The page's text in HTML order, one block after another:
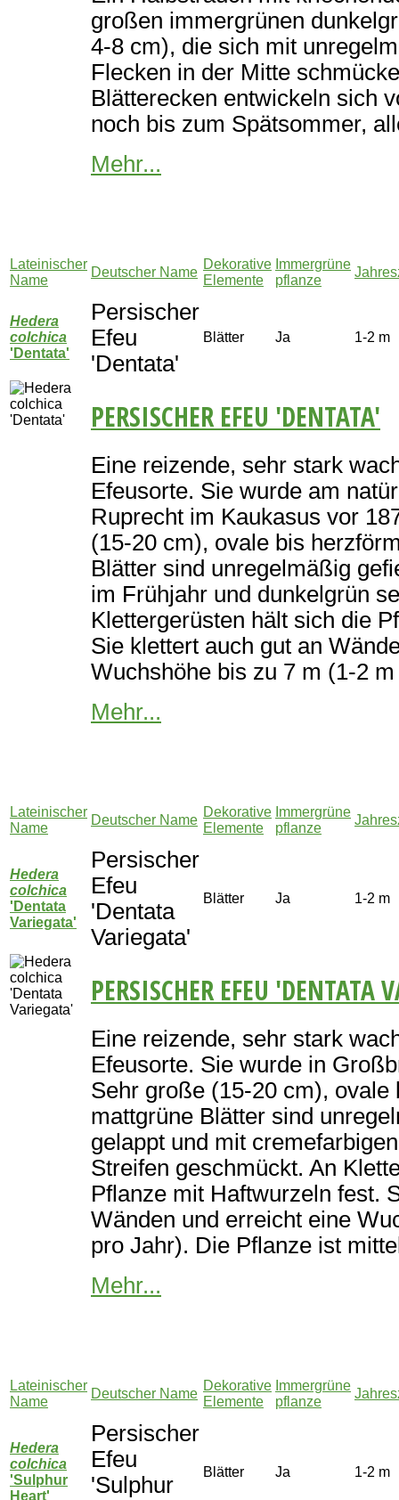
großen immergrünen
4-8 cm), die sich mit
Flecken in der Mitte
Blätterecken entwickeln sich
noch bis zum Spätsommer,
Mehr...
Lateinischer
Name
Deutscher Name
Dekorative
Elemente
Immergrüne
pflanze
Hedera
colchica
'Dentata'
Persischer
Efeu
'Dentata'
Blätter Ja 1-2 m
PERSISCHER EFEU 'DENTATA'
Eine reizende, sehr stark
Efeusorte. Sie wurde am
Ruprecht im Kaukasus vor
(15-20 cm), ovale bis
Blätter sind unregelmäßig
im Frühjahr und dunkelgrün
Klettergerüsten hält sich die
Sie klettert auch gut an
Wuchshöhe bis zu 7 m (1-2
Mehr...
Lateinischer
Name
Deutscher Name
Dekorative
Elemente
Immergrüne
pflanze
Hedera
colchica
'Dentata
Variegata'
Persischer
Efeu
'Dentata
Variegata'
Blätter Ja 1-2 m
PERSISCHER EFEU 'DENTATA
Eine reizende, sehr stark
Efeusorte. Sie wurde in
Sehr große (15-20 cm),
mattgrüne Blätter sind
gelappt und mit
Streifen geschmückt. An
Pflanze mit Haftwurzeln fest.
Wänden und erreicht eine
pro Jahr). Die Pflanze ist
Mehr...
Lateinischer
Name
Deutscher Name
Dekorative
Elemente
Immergrüne
pflanze
Hedera
colchica
'Sulphur
Heart'
Persischer
Efeu
'Sulphur
Blätter Ja 1-2 m